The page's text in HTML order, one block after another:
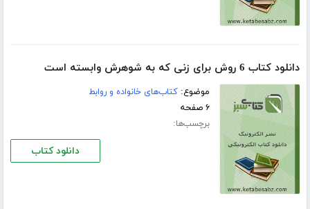
دانلود کتاب 6 روش برای زنی که به شوهرش وابسته است
موضوع:کتاب‌های خانواده و روابط
۶ صفحه
برچسب‌ها:
دانلود کتاب